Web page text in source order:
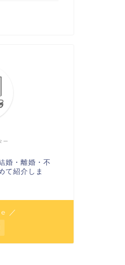
ー
婚・離婚・不
て紹介しま
／